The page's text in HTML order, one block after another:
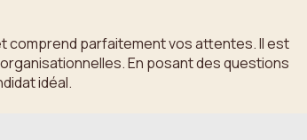
comprend parfaitement vos attentes. Il est
En posant des questions
idéal.